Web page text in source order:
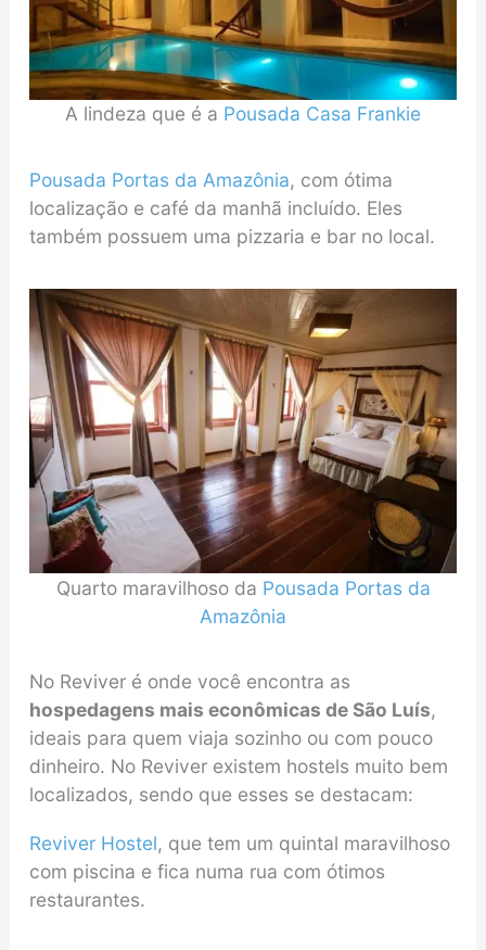
A lindeza que é a Pousada Casa Frankie
Pousada Portas da Amazônia, com ótima
localização e café da manhã incluído. Eles
também possuem uma pizzaria e bar no local.
Quarto maravilhoso da Pousada Portas da
Amazônia
No Reviver é onde você encontra as
hospedagens mais econômicas de São Luís,
ideais para quem viaja sozinho ou com pouco
dinheiro. No Reviver existem hostels muito bem
localizados, sendo que esses se destacam:
Reviver Hostel, que tem um quintal maravilhoso
com piscina e fica numa rua com ótimos
restaurantes.